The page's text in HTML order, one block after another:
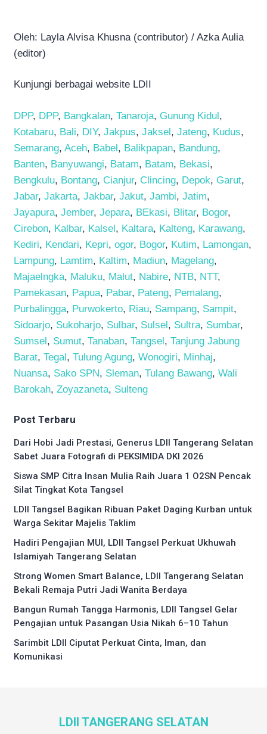
Oleh: Layla Alvisa Khusna (contributor) / Azka Aulia
(editor)
Kunjungi berbagai website LDII
DPP, DPP, Bangkalan, Tanaroja, Gunung Kidul,
Kotabaru, Bali, DIY, Jakpus, Jaksel, Jateng, Kudus,
Semarang, Aceh, Babel, Balikpapan, Bandung,
Banten, Banyuwangi, Batam, Batam, Bekasi,
Bengkulu, Bontang, Cianjur, Clincing, Depok, Garut,
Jabar, Jakarta, Jakbar, Jakut, Jambi, Jatim,
Jayapura, Jember, Jepara, BEkasi, Blitar, Bogor,
Cirebon, Kalbar, Kalsel, Kaltara, Kalteng, Karawang,
Kediri, Kendari, Kepri, ogor, Bogor, Kutim, Lamongan,
Lampung, Lamtim, Kaltim, Madiun, Magelang,
Majaelngka, Maluku, Malut, Nabire, NTB, NTT,
Pamekasan, Papua, Pabar, Pateng, Pemalang,
Purbalingga, Purwokerto, Riau, Sampang, Sampit,
Sidoarjo, Sukoharjo, Sulbar, Sulsel, Sultra, Sumbar,
Sumsel, Sumut, Tanaban, Tangsel, Tanjung Jabung
Barat, Tegal, Tulung Agung, Wonogiri, Minhaj,
Nuansa, Sako SPN, Sleman, Tulang Bawang, Wali
Barokah, Zoyazaneta, Sulteng
Post Terbaru
Dari Hobi Jadi Prestasi, Generus LDII Tangerang Selatan
Sabet Juara Fotografi di PEKSIMIDA DKI 2026
Siswa SMP Citra Insan Mulia Raih Juara 1 O2SN Pencak
Silat Tingkat Kota Tangsel
LDII Tangsel Bagikan Ribuan Paket Daging Kurban untuk
Warga Sekitar Majelis Taklim
Hadiri Pengajian MUI, LDII Tangsel Perkuat Ukhuwah
Islamiyah Tangerang Selatan
Strong Women Smart Balance, LDII Tangerang Selatan
Bekali Remaja Putri Jadi Wanita Berdaya
Bangun Rumah Tangga Harmonis, LDII Tangsel Gelar
Pengajian untuk Pasangan Usia Nikah 6–10 Tahun
Sarimbit LDII Ciputat Perkuat Cinta, Iman, dan
Komunikasi
LDII TANGERANG SELATAN